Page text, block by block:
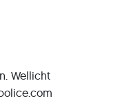
Wellicht